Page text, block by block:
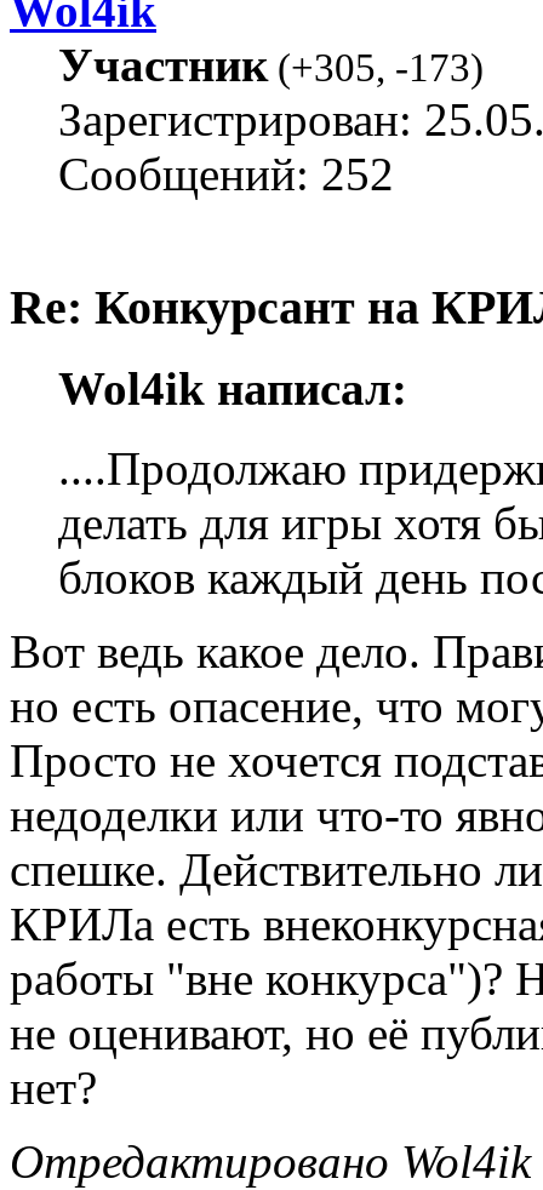
Участник(+305, -173)
Зарегистрирован:
Сообщений: 252
Re: Конкурсант на
Wol4ik написал:
....Продолжаю
делать для игры хотя
блоков каждый день
Вот ведь какое дело.
но есть опасение, что
Просто не хочется
недоделки или что-то
спешке. Действительно
КРИЛа есть
работы "вне конкурса")?
не оценивают, но её
нет?
Отредактировано